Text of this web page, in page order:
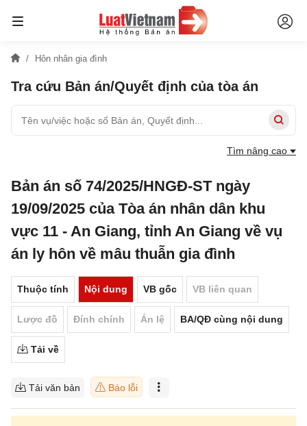
Hôn nhân gia đình
Tra cứu Bản án/Quyết định của tòa án
Tìm nâng cao
Bản án số 74/2025/HNGĐ-ST ngày
19/09/2025 của Tòa án nhân dân khu
vực 11 - An Giang, tỉnh An Giang về vụ
án ly hôn về mâu thuẫn gia đình
Thuộc tính Nội dung VB gốc VB liên quan
Lược đồ Đính chính Án lệ BA/QĐ cùng nội dung
Tải về
Tải văn bản Báo lỗi